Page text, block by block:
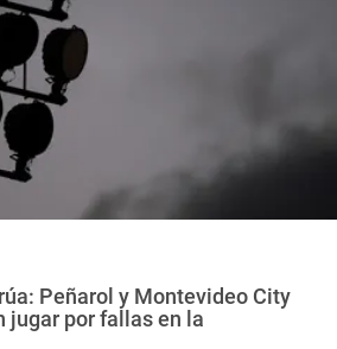
Peñarol y Montevideo City
jugar por fallas en la